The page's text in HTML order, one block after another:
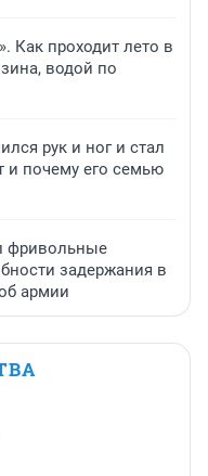
Как проходит лето в
водой по
рук и ног и стал
и почему его семью
фривольные
задержания в
армии